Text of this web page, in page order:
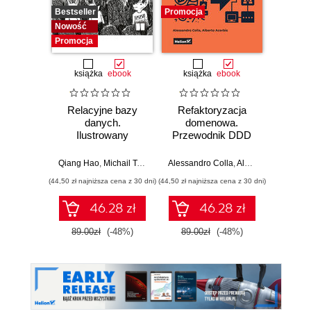
Bestseller
Nowość
Promocja
książka ebook
Relacyjne bazy
danych.
Ilustrowany
Qiang Hao, Michail Tsikerdekis
(44,50 zł najniższa cena z 30 dni)
46.28 zł
89.00zł (-48%)
Promocja
książka ebook
Refaktoryzacja
domenowa.
Przewodnik DDD
architektury
systemy
modularne i
mikrousługi
Alessandro Colla,Alberto Acerbis
(44,50 zł najniższa cena z 30 dni)
46.28 zł
89.00zł (-48%)